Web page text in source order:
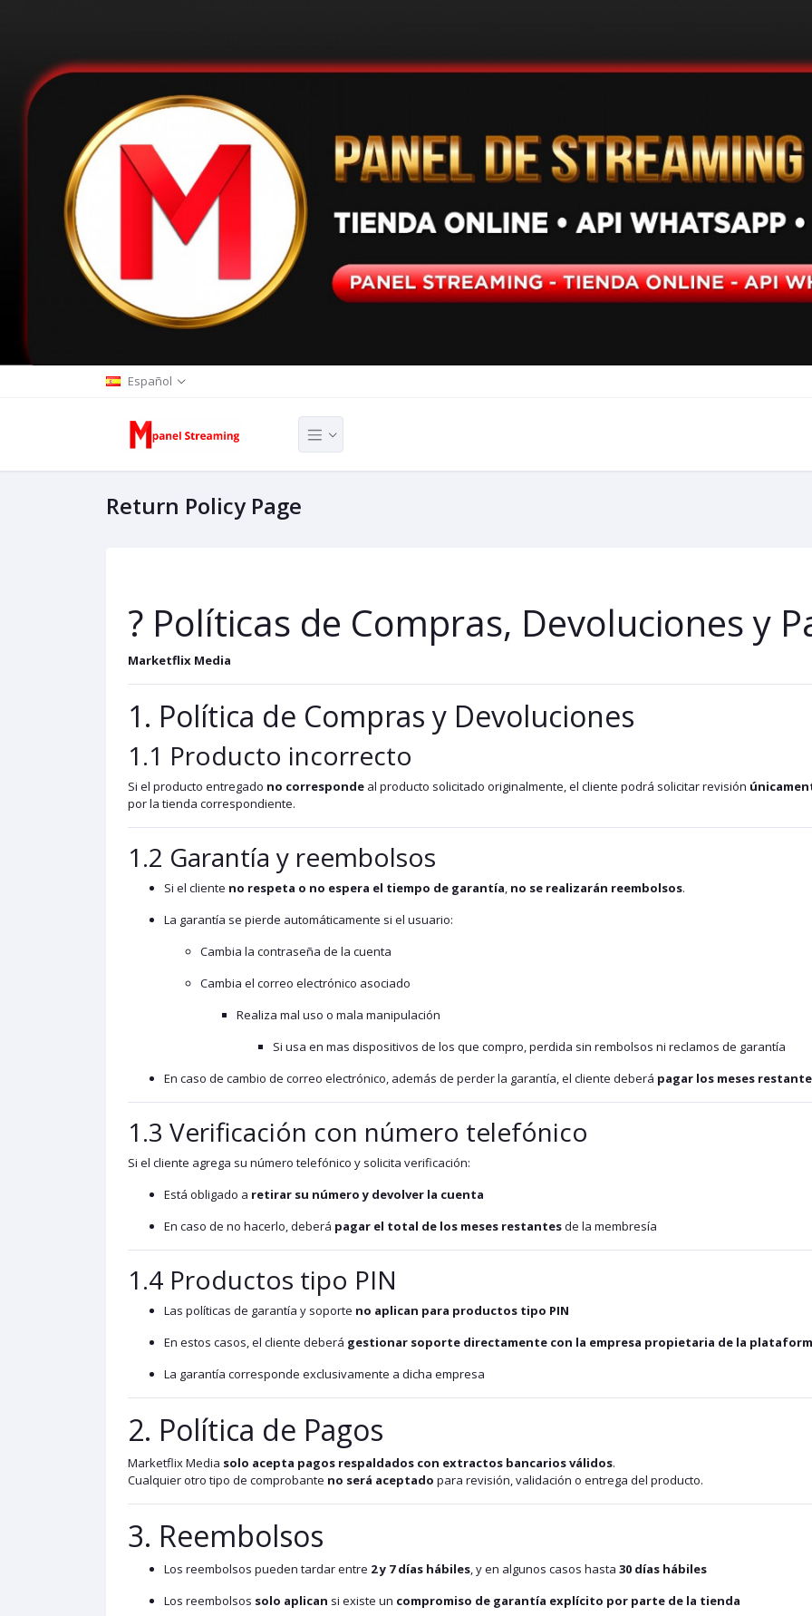
Español
Return Policy Page
? Políticas de Compras, Devoluciones y
Marketflix Media
1. Política de Compras y Devoluciones
1.1 Producto incorrecto
Si el producto entregado no corresponde al producto solicitado originalmente, el cliente podrá solicitar revisión
por la tienda correspondiente.
1.2 Garantía y reembolsos
Si el cliente no respeta o no espera el tiempo de garantía, no se realizarán reembolsos.
La garantía se pierde automáticamente si el usuario:
Cambia la contraseña de la cuenta
Cambia el correo electrónico asociado
Realiza mal uso o mala manipulación
Si usa en mas dispositivos de los que compro, perdida sin rembolsos ni reclamos de garantía
En caso de cambio de correo electrónico, además de perder la garantía, el cliente deberá pagar los meses
1.3 Verificación con número telefónico
Si el cliente agrega su número telefónico y solicita verificación:
Está obligado a retirar su número y devolver la cuenta
En caso de no hacerlo, deberá pagar el total de los meses restantesde la membresía
1.4 Productos tipo PIN
Las políticas de garantía y soporte no aplican para productos tipo PIN
En estos casos, el cliente deberá gestionar soporte directamente con la empresa propietaria de la
La garantía corresponde exclusivamente a dicha empresa
2. Política de Pagos
Marketflix Media solo acepta pagos respaldados con extractos bancarios válidos.
Cualquier otro tipo de comprobante no será aceptado para revisión, validación o entrega del producto.
3. Reembolsos
Los reembolsos pueden tardar entre 2 y 7 días hábiles, y en algunos casos hasta 30 días hábiles
Los reembolsos solo aplican si existe un compromiso de garantía explícito por parte de la tienda